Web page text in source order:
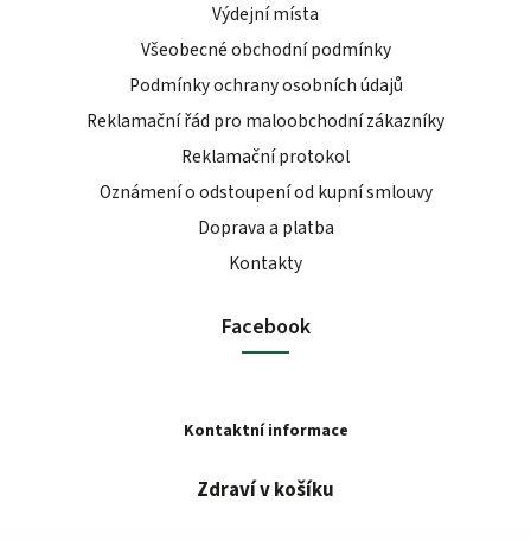
Výdejní místa
Všeobecné obchodní podmínky
Podmínky ochrany osobních údajů
Reklamační řád pro maloobchodní zákazníky
Reklamační protokol
Oznámení o odstoupení od kupní smlouvy
Doprava a platba
Kontakty
Facebook
Kontaktní informace
Zdraví v košíku